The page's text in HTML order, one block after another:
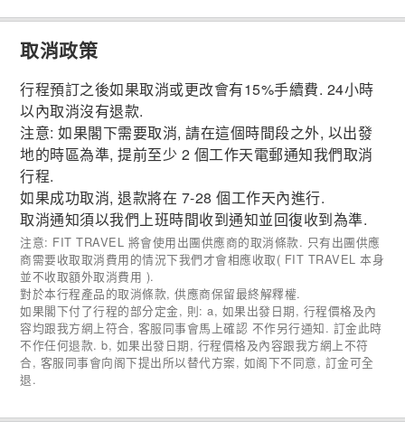
取消政策
行程預訂之後如果取消或更改會有15%手續費. 24小時
以內取消沒有退款.
注意: 如果閣下需要取消, 請在這個時間段之外, 以出發
地的時區為準, 提前至少 2 個工作天電郵通知我們取消
行程.
如果成功取消, 退款將在 7-28 個工作天內進行.
取消通知須以我們上班時間收到通知並回復收到為準.
注意: FIT TRAVEL 將會使用出團供應商的取消條款. 只有出團供應
商需要收取取消費用的情況下我們才會相應收取( FIT TRAVEL 本身
並不收取額外取消費用 ).
對於本行程產品的取消條款, 供應商保留最終解釋權.
如果閣下付了行程的部分定金, 則: a, 如果出發日期, 行程價格及內
容均跟我方網上符合, 客服同事會馬上確認 不作另行通知. 訂金此時
不作任何退款. b, 如果出發日期, 行程價格及內容跟我方網上不符
合, 客服同事會向阁下提出所以替代方案, 如阁下不同意, 訂金可全
退.